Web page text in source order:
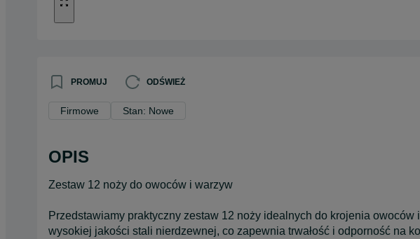
PROMUJ ODŚWIEŻ
Firmowe Stan: Nowe
OPIS
Zestaw 12 noży do owoców i warzyw
Przedstawiamy praktyczny zestaw 12 noży idealnych do krojenia owoców
wysokiej jakości stali nierdzewnej, co zapewnia trwałość i odporność na